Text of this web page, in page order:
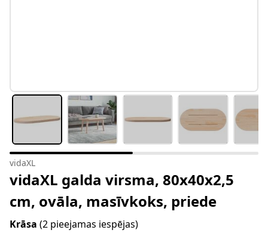
vidaXL
vidaXL galda virsma, 80x40x2,5
cm, ovāla, masīvkoks, priede
Krāsa (2 pieejamas iespējas)